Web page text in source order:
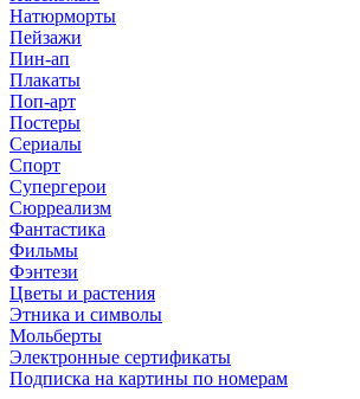
Натюрморты
Пейзажи
Пин-ап
Плакаты
Поп-арт
Постеры
Сериалы
Спорт
Супергерои
Сюрреализм
Фантастика
Фильмы
Фэнтези
Цветы и растения
Этника и символы
Мольберты
Электронные сертификаты
Подписка на картины по номерам